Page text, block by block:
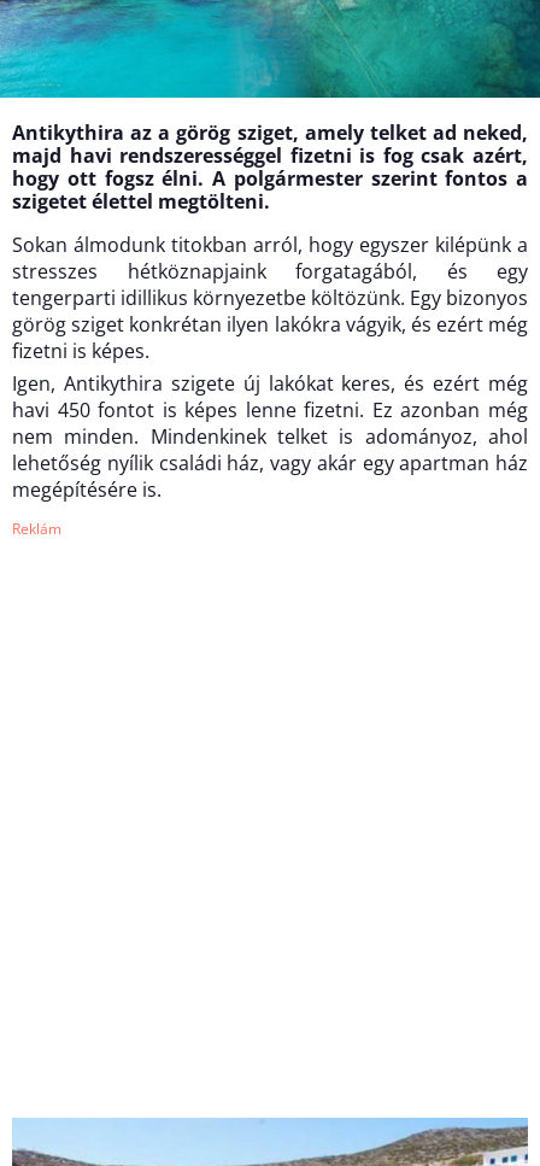
Antikythira az a görög sziget, amely telket ad neked,
majd havi rendszerességgel fizetni is fog csak azért,
hogy ott fogsz élni. A polgármester szerint fontos a
szigetet élettel megtölteni.
Sokan álmodunk titokban arról, hogy egyszer kilépünk a
stresszes hétköznapjaink forgatagából, és egy
tengerparti idillikus környezetbe költözünk. Egy bizonyos
görög sziget konkrétan ilyen lakókra vágyik, és ezért még
fizetni is képes.
Igen, Antikythira szigete új lakókat keres, és ezért még
havi 450 fontot is képes lenne fizetni. Ez azonban még
nem minden. Mindenkinek telket is adományoz, ahol
lehetőség nyílik családi ház, vagy akár egy apartman ház
megépítésére is.
Reklám